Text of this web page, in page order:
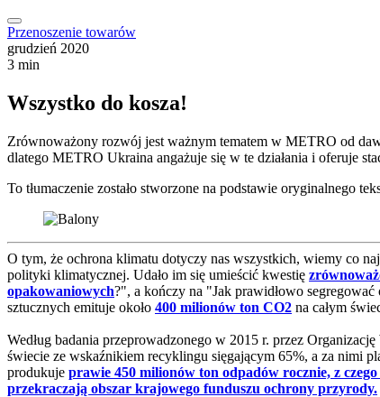
Przenoszenie towarów
grudzień 2020
3 min
Wszystko do kosza!
Zrównoważony rozwój jest ważnym tematem w METRO od
dlatego METRO Ukraina angażuje się w te działania i oferuje
To tłumaczenie zostało stworzone na podstawie oryginalnego
O tym, że ochrona klimatu dotyczy nas wszystkich, wiemy co
polityki klimatycznej. Udało im się umieścić kwestię
opakowaniowych?", a kończy na "Jak prawidłowo
sztucznych emituje około 400 milionów ton CO2 na całym
Według badania przeprowadzonego w 2015 r. przez
świecie ze wskaźnikiem recyklingu sięgającym 65%, a za nimi
produkuje prawie 450 milionów ton odpadów rocznie, z
przekraczają obszar krajowego funduszu ochrony przyrody.